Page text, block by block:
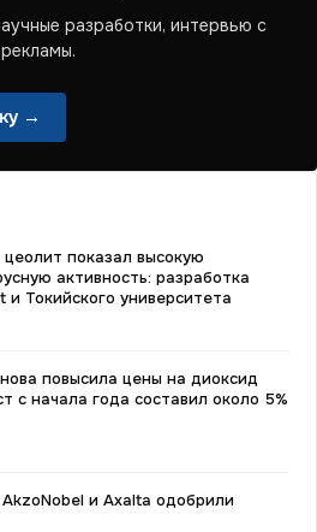
разработки, интервью с
→
показал высокую
активность: разработка
и Токийского университета
повысила цены на диоксид
с начала года составил около 5%
и Axalta одобрили